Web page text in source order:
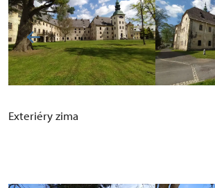
Exteriéry zima